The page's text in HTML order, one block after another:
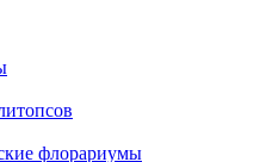
флорариумы